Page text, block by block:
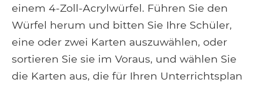
einem 4-Zoll-Acrylwürfel. Führen Sie den
Würfel herum und bitten Sie Ihre Schüler,
eine oder zwei Karten auszuwählen, oder
sortieren Sie sie im Voraus, und wählen Sie
die Karten aus, die für Ihren Unterrichtsplan